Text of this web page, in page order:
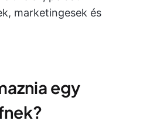
marketingesek és
egy